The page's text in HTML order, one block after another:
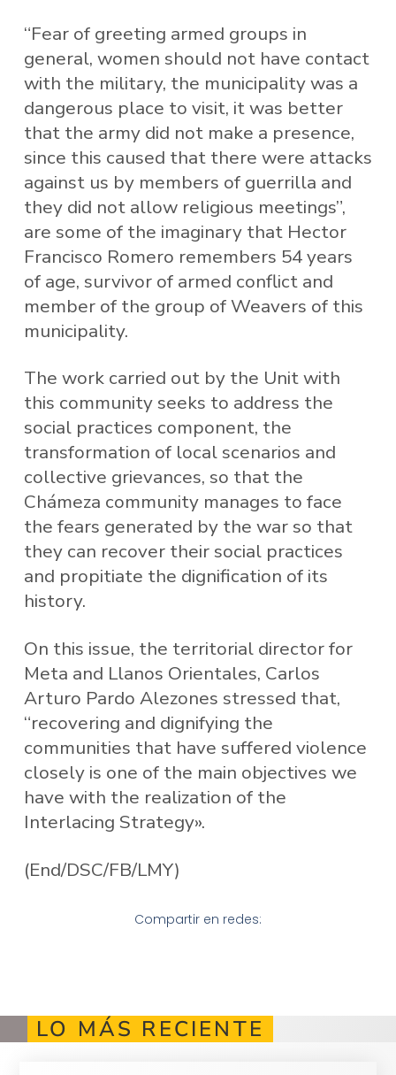
“Fear of greeting armed groups in
general, women should not have contact
with the military, the municipality was a
dangerous place to visit, it was better
that the army did not make a presence,
since this caused that there were attacks
against us by members of guerrilla and
they did not allow religious meetings”,
are some of the imaginary that Hector
Francisco Romero remembers 54 years
of age, survivor of armed conflict and
member of the group of Weavers of this
municipality.
The work carried out by the Unit with
this community seeks to address the
social practices component, the
transformation of local scenarios and
collective grievances, so that the
Chámeza community manages to face
the fears generated by the war so that
they can recover their social practices
and propitiate the dignification of its
history.
On this issue, the territorial director for
Meta and Llanos Orientales, Carlos
Arturo Pardo Alezones stressed that,
“recovering and dignifying the
communities that have suffered violence
closely is one of the main objectives we
have with the realization of the
Interlacing Strategy».
(End/DSC/FB/LMY)
Compartir en redes:
LO MÁS RECIENTE